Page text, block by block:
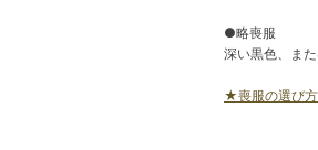
●略喪服
深い黒色、ま
★喪服の選び方